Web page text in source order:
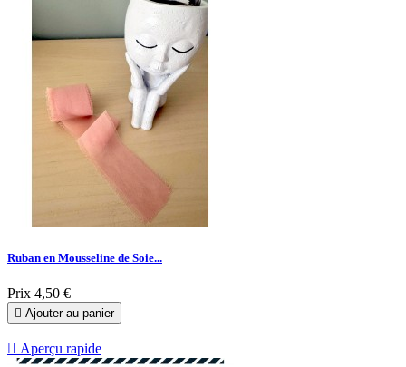
Ruban en Mousseline de Soie...
Prix 4,50 €
 Ajouter au panier
 Aperçu rapide